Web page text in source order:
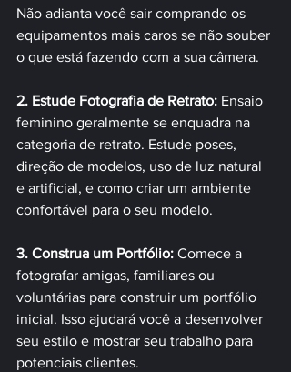
Não adianta você sair comprando os
equipamentos mais caros se não souber
o que está fazendo com a sua câmera.
2. Estude Fotografia de Retrato: Ensaio
feminino geralmente se enquadra na
categoria de retrato. Estude poses,
direção de modelos, uso de luz natural
e artificial, e como criar um ambiente
confortável para o seu modelo.
3. Construa um Portfólio: Comece a
fotografar amigas, familiares ou
voluntárias para construir um portfólio
inicial. Isso ajudará você a desenvolver
seu estilo e mostrar seu trabalho para
potenciais clientes.